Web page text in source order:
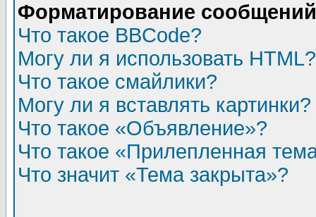
Форматирование
Что такое BBCode?
Могу ли я использовать HTML?
Что такое смайлики?
Могу ли я вставлять картинки?
Что такое «Объявление»?
Что такое «Прилепленная
Что значит «Тема закрыта»?